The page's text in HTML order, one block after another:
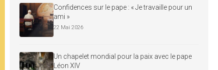
Confidences sur le pape : « Je travaille pour un
ami »
22 Mai 2026
Un chapelet mondial pour la paix avec le pape
Léon XIV